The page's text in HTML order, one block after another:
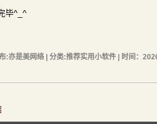
毕^_^
:亦是美网络 | 分类:推荐实用小软件 | 时间：